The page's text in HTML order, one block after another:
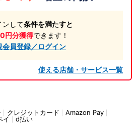
ンして条件を満たすと
円分獲得できます！
会員登録／ログイン
使える店舗・サービス一覧
クレジットカード
Amazon Pay
イ d払い